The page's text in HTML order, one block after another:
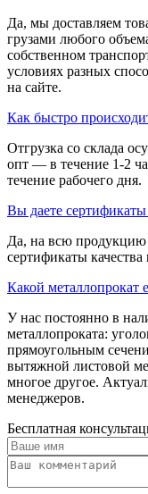
Да, мы доставляем
грузами любого
собственном
условиях разных
на сайте.
Как быстро
Отгрузка со склада
опт — в течение 1-2
течение рабочего дня.
Вы даете
Да, на всю продукцию
сертификаты
Какой металлопрокат
У нас постоянно в
металлопроката:
прямоугольным
вытяжной листовой
многое другое.
менеджеров.
Бесплатная